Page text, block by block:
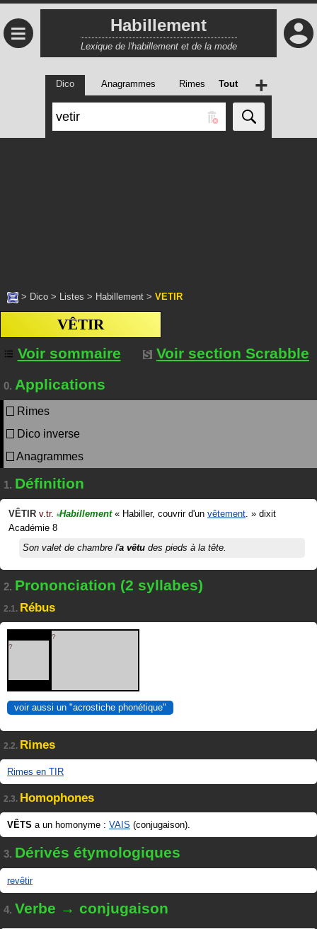
≡ Habillement
Lexique de l'habillement et de la mode
Dico Anagrammes Rimes Tout +
> Dico > Listes > Habillement > VETIR
VÊTIR
Voir sommaire
Voir section Scrabble
0. Applications
Rimes
Dico inverse
Anagrammes
1. Définition
VÊTIR v.tr. #Habillement « Habiller, couvrir d'un vêtement. » dixit
Académie 8
Son valet de chambre l'a vêtu des pieds à la tête.
2. Prononciation (2 syllabes)
2.1. Rébus
?
?
voir aussi un "acrostiche phonétique"
2.2. Rimes
Rimes en TIR
2.3. Homophones
VÊTS a un homonyme : VAIS (conjugaison).
3. Dérivés étymologiques
revêtir
4. Verbe → conjugaison